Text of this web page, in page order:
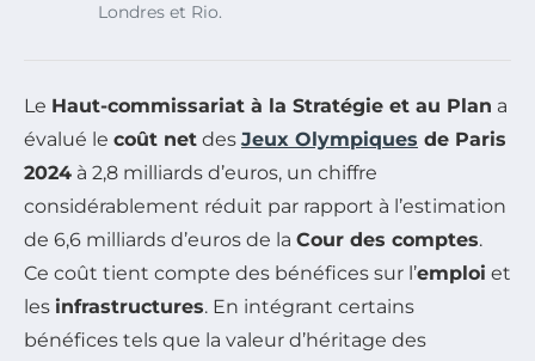
Londres et Rio.
Le Haut-commissariat à la Stratégie et au Plan a
évalué le coût net des Jeux Olympiques de Paris
2024 à 2,8 milliards d’euros, un chiffre
considérablement réduit par rapport à l’estimation
de 6,6 milliards d’euros de la Cour des comptes.
Ce coût tient compte des bénéfices sur l’emploi et
les infrastructures. En intégrant certains
bénéfices tels que la valeur d’héritage des